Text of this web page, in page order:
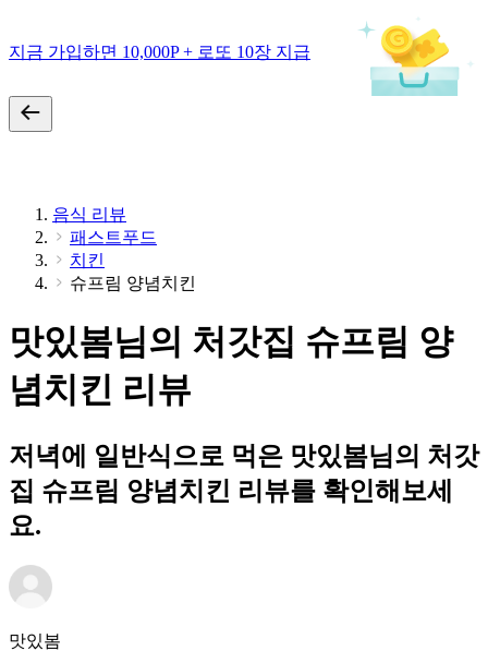
지금 가입하면 10,000P + 로또 10장 지급
음식 리뷰
패스트푸드
치킨
슈프림 양념치킨
맛있봄님의 처갓집 슈프림 양
념치킨 리뷰
저녁에 일반식으로 먹은 맛있봄님의 처갓
집 슈프림 양념치킨 리뷰를 확인해보세
요.
맛있봄